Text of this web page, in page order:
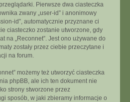
Pierwsze dwa ciasteczka
zwany „user-id” i anonimowy
id”, automatycznie przyznane ci
ciasteczko zostanie utworzone, gdy
na „Reconnet”. Jest ono używane do
zostały przez ciebie przeczytane i
na forum.
możemy też utworzyć ciasteczka
phpBB, ale ich ten dokument nie
strony stworzone przez
sposób, w jaki zbieramy informacje o